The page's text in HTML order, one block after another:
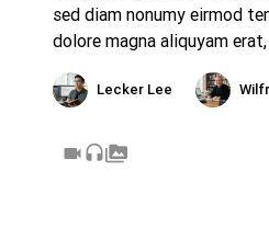
Lecker Lee
sed diam nonumy eirmod
dolore magna aliquyam erat,
videocam headsetperm_media